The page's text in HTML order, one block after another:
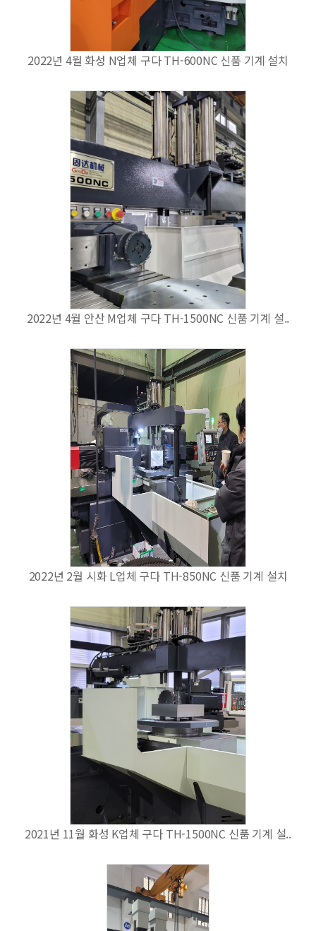
2022년 4월 화성 N업체 구다 TH-600NC 신품 기계 설치
2022년 4월 안산 M업체 구다 TH-1500NC 신품 기계 설..
2022년 2월 시화 L업체 구다 TH-850NC 신품 기계 설치
2021년 11월 화성 K업체 구다 TH-1500NC 신품 기계 설..